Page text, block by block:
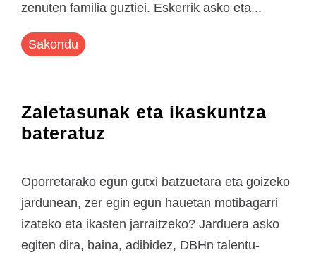
zenuten familia guztiei. Eskerrik asko eta...
Sakondu
Zaletasunak eta ikaskuntza
bateratuz
Oporretarako egun gutxi batzuetara eta goizeko
jardunean, zer egin egun hauetan motibagarri
izateko eta ikasten jarraitzeko? Jarduera asko
egiten dira, baina, adibidez, DBHn talentu-